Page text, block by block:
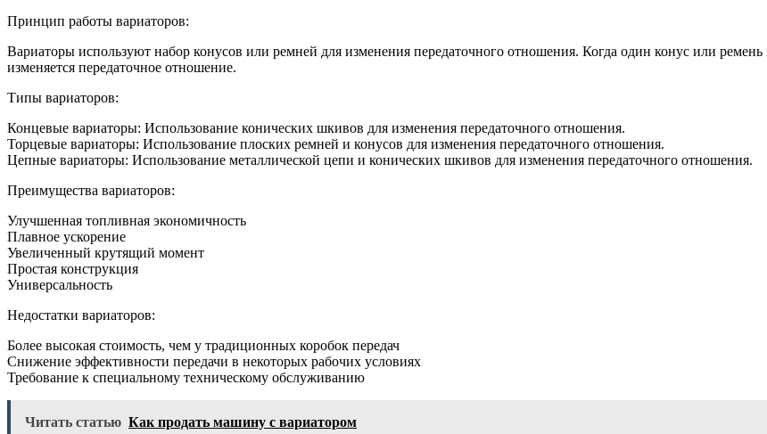
Принцип работы вариаторов:
Вариаторы используют набор конусов или ремней для изменения передаточного отношения. Когда один конус или ремень
изменяется передаточное отношение.
Типы вариаторов:
Концевые вариаторы: Использование конических шкивов для изменения передаточного отношения.
Торцевые вариаторы: Использование плоских ремней и конусов для изменения передаточного отношения.
Цепные вариаторы: Использование металлической цепи и конических шкивов для изменения передаточного отношения.
Преимущества вариаторов:
Улучшенная топливная экономичность
Плавное ускорение
Увеличенный крутящий момент
Простая конструкция
Универсальность
Недостатки вариаторов:
Более высокая стоимость, чем у традиционных коробок передач
Снижение эффективности передачи в некоторых рабочих условиях
Требование к специальному техническому обслуживанию
Читать статью Как продать машину с вариатором